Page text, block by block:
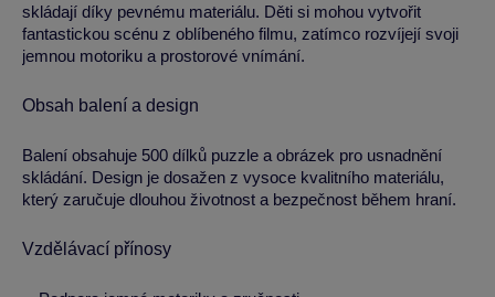
skládají díky pevnému materiálu. Děti si mohou vytvořit
fantastickou scénu z oblíbeného filmu, zatímco rozvíjejí svoji
jemnou motoriku a prostorové vnímání.
Obsah balení a design
Balení obsahuje 500 dílků puzzle a obrázek pro usnadnění
skládání. Design je dosažen z vysoce kvalitního materiálu,
který zaručuje dlouhou životnost a bezpečnost během hraní.
Vzdělávací přínosy